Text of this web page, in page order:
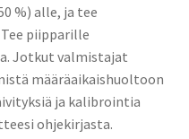
%) alle, ja tee
piipparille
Jotkut valmistajat
määräaikaishuoltoon
ja kalibrointia
ohjekirjasta.